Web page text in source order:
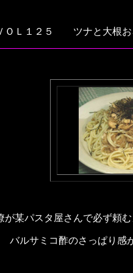
ＯＬ１２５ ツナと大根お
が某パスタ屋さんで必ず頼
バルサミコ酢のさっぱり感